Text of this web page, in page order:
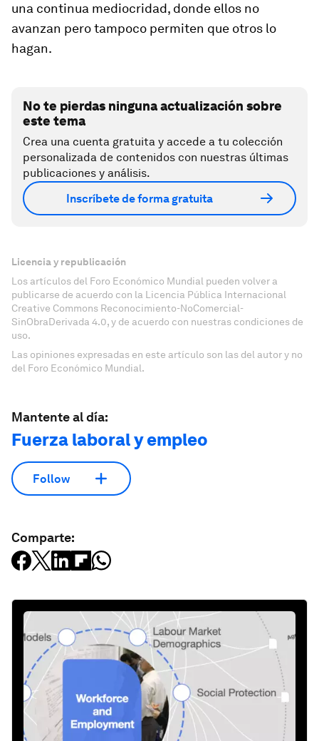
una continua mediocridad, donde ellos no
avanzan pero tampoco permiten que otros lo
hagan.
No te pierdas ninguna actualización sobre
este tema
Crea una cuenta gratuita y accede a tu colección
personalizada de contenidos con nuestras últimas
publicaciones y análisis.
Inscríbete de forma gratuita
Licencia y republicación
Los artículos del Foro Económico Mundial pueden volver a
publicarse de acuerdo con la Licencia Pública Internacional
Creative Commons Reconocimiento-NoComercial-
SinObraDerivada 4.0, y de acuerdo con nuestras condiciones de
uso.
Las opiniones expresadas en este artículo son las del autor y no
del Foro Económico Mundial.
Mantente al día:
Fuerza laboral y empleo
Follow
Comparte: